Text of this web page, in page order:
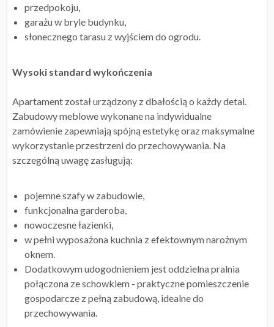
przedpokoju,
garażu w bryle budynku,
słonecznego tarasu z wyjściem do ogrodu.
Wysoki standard wykończenia
Apartament został urządzony z dbałością o każdy detal.
Zabudowy meblowe wykonane na indywidualne
zamówienie zapewniają spójną estetykę oraz maksymalne
wykorzystanie przestrzeni do przechowywania. Na
szczególną uwagę zasługują:
pojemne szafy w zabudowie,
funkcjonalna garderoba,
nowoczesne łazienki,
w pełni wyposażona kuchnia z efektownym narożnym
oknem.
Dodatkowym udogodnieniem jest oddzielna pralnia
połączona ze schowkiem - praktyczne pomieszczenie
gospodarcze z pełną zabudową, idealne do
przechowywania.